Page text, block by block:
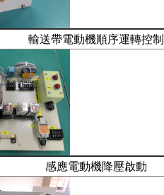
輸送帶電動機順序運轉控制
感應電動機降壓啟動